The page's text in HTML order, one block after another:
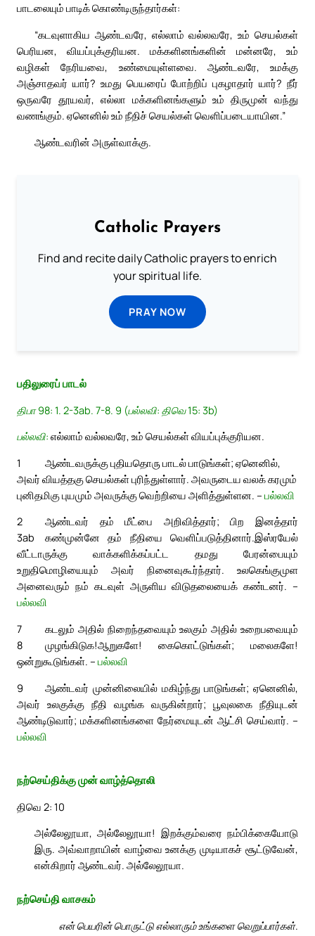
பாடலையும் பாடிக் கொண்டிருந்தார்கள்:
“கடவுளாகிய ஆண்டவரே, எல்லாம் வல்லவரே, உம் செயல்கள்
பெரியன, வியப்புக்குரியன. மக்களினங்களின் மன்னரே, உம்
வழிகள் நேரியவை, உண்மையுள்ளவை. ஆண்டவரே, உமக்கு
அஞ்சாதவர் யார்? உமது பெயரைப் போற்றிப் புகழாதார் யார்? நீர்
ஒருவரே தூயவர், எல்லா மக்களினங்களும் உம் திருமுன் வந்து
வணங்கும். ஏனெனில் உம் நீதிச் செயல்கள் வெளிப்படையாயின.”
ஆண்டவரின் அருள்வாக்கு.
Catholic Prayers
Find and recite daily Catholic prayers to enrich
your spiritual life.
PRAY NOW
பதிலுரைப் பாடல்
திபா 98: 1. 2-3ab. 7-8. 9 (பல்லவி: திவெ 15: 3b)
பல்லவி: எல்லாம் வல்லவரே, உம் செயல்கள் வியப்புக்குரியன.
1
ஆண்டவருக்கு புதியதொரு பாடல் பாடுங்கள்; ஏனெனில்,
அவர் வியத்தகு செயல்கள் புரிந்துள்ளார். அவருடைய வலக் கரமும்
புனிதமிகு புயமும் அவருக்கு வெற்றியை அளித்துள்ளன. – பல்லவி
2
ஆண்டவர் தம் மீட்பை அறிவித்தார்; பிற இனத்தார்
கண்முன்னே தம் நீதியை வெளிப்படுத்தினார்.
3ab
இஸ்ரயேல்
வீட்டாருக்கு வாக்களிக்கப்பட்ட தமது பேரன்பையும்
உறுதிமொழியையும் அவர் நினைவுகூர்ந்தார். உலகெங்குமுள
அனைவரும் நம் கடவுள் அருளிய விடுதலையைக் கண்டனர். –
பல்லவி
7
கடலும் அதில் நிறைந்தவையும் உலகும் அதில் உறைபவையும்
முழங்கிடுக!
8
ஆறுகளே! கைகொட்டுங்கள்; மலைகளே!
ஒன்றுகூடுங்கள். – பல்லவி
9
ஆண்டவர் முன்னிலையில் மகிழ்ந்து பாடுங்கள்; ஏனெனில்,
அவர் உலகுக்கு நீதி வழங்க வருகின்றார்; பூவுலகை நீதியுடன்
ஆண்டிடுவார்; மக்களினங்களை நேர்மையுடன் ஆட்சி செய்வார். –
பல்லவி
நற்செய்திக்கு முன் வாழ்த்தொலி
திவெ 2: 10
அல்லேலூயா, அல்லேலூயா! இறக்கும்வரை நம்பிக்கையோடு
இரு. அவ்வாறாயின் வாழ்வை உனக்கு முடியாகச் சூட்டுவேன்,
என்கிறார் ஆண்டவர். அல்லேலூயா.
நற்செய்தி வாசகம்
என் பெயரின் பொருட்டு எல்லாரும் உங்களை வெறுப்பார்கள்.